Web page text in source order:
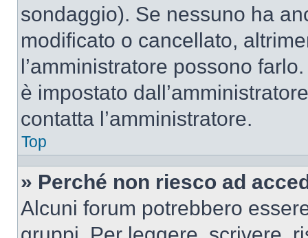
sondaggio). Se nessuno ha
modificato o cancellato,
l’amministratore possono
è impostato
contatta l’amministratore.
Top
» Perché non riesco ad
Alcuni forum potrebbero